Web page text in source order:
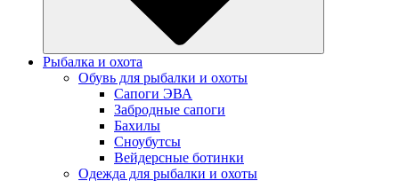
Рыбалка и охота
Обувь для рыбалки и охоты
Сапоги ЭВА
Забродные сапоги
Бахилы
Сноубутсы
Вейдерсные ботинки
Одежда для рыбалки и охоты